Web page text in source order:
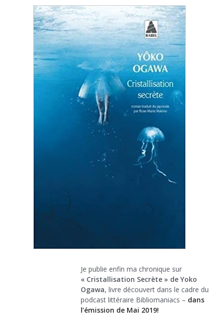
Je publie enfin ma chronique sur
« Cristallisation Secrète » de Yoko
Ogawa, livre découvert dans le cadre du
podcast littéraire Bibliomaniacs – dans
l’émission de Mai 2019!